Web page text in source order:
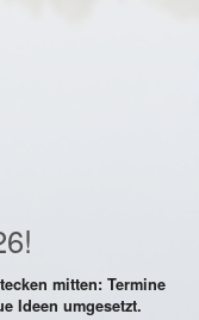
mitten: Termine
Ideen umgesetzt.